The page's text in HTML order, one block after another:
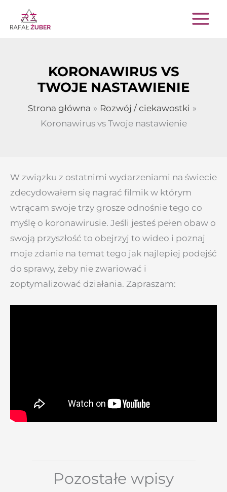
Przejdź
do
KORONAWIRUS VS
TWOJE NASTAWIENIE
Strona główna
Rozwój / ciekawostki
Koronawirus vs Twoje nastawienie
W związku z ostatnimi wydarzeniami na świecie
zdecydowałem się nagrać filmik w którym
wtrącam swoje trzy grosze odnośnie tego co
myślę o koronawirusie. Jeśli jesteś pełen obaw o
swoją przyszłość to obejrzyj to wideo i poznaj
moje zdanie na temat tego jak najlepiej podejść
do sprawy, żeby nie zwariować i
zoptymalizować działania. Zapraszam:
Pozostałe wpisy